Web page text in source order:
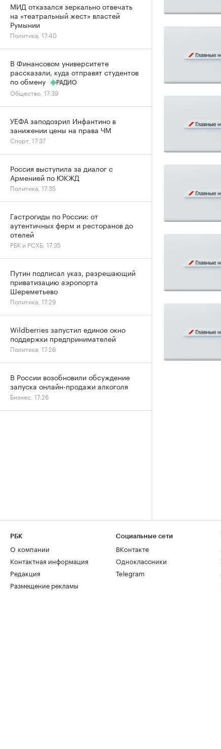
МИД отказался зеркально отвечать
на «театральный жест» властей
Румынии
Политика, 17:40
В Финансовом университете
рассказали, куда отправят студентов
по обмену
РАДИО
Общество, 17:39
УЕФА заподозрил Инфантино в
занижении цены на права ЧМ
Спорт, 17:37
Россия выступила за диалог с
Арменией по ЮКЖД
Политика, 17:35
Гастрогиды по России: от
аутентичных ферм и ресторанов до
отелей
РБК и РСХБ, 17:35
Путин подписал указ, разрешающий
приватизацию аэропорта
Шереметьево
Политика, 17:29
Wildberries запустил единое окно
поддержки предпринимателей
Политика, 17:26
В России возобновили обсуждение
запуска онлайн-продажи алкоголя
Бизнес, 17:26
РБК
О компании
Контактная информация
Редакция
Размещение рекламы
Социальные сети
ВКонтакте
Одноклассники
Telegram